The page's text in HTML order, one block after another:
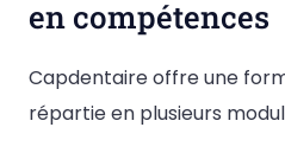
en compétences
Capdentaire offre une
répartie en plusieurs